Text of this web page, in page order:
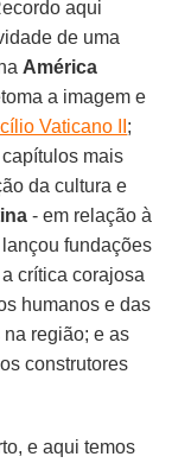
aqui
de uma
América
a imagem e
Vaticano II ;
mais
da cultura e
- em relação à
lançou fundações
crítica corajosa
humanos e das
região; e as
construtores
e aqui temos